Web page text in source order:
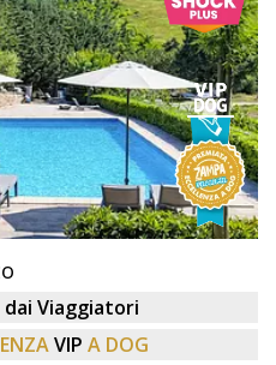
dai Viaggiatori
VIP A DOG